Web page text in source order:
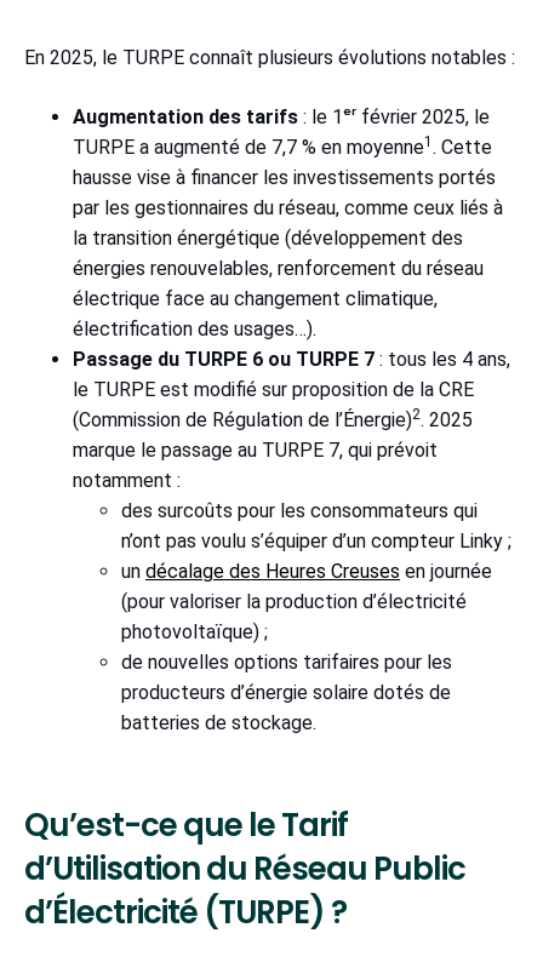
En 2025, le TURPE connaît plusieurs évolutions notables :
Augmentation des tarifs : le 1ᵉʳ février 2025, le
TURPE a augmenté de 7,7 % en moyenne1 . Cette
hausse vise à financer les investissements portés
par les gestionnaires du réseau, comme ceux liés à
la transition énergétique (développement des
énergies renouvelables, renforcement du réseau
électrique face au changement climatique,
électrification des usages…).
Passage du TURPE 6 ou TURPE 7 : tous les 4 ans,
le TURPE est modifié sur proposition de la CRE
(Commission de Régulation de l’Énergie)2. 2025
marque le passage au TURPE 7, qui prévoit
notamment :
des surcoûts pour les consommateurs qui
n’ont pas voulu s’équiper d’un compteur Linky ;
un décalage des Heures Creuses en journée
(pour valoriser la production d’électricité
photovoltaïque) ;
de nouvelles options tarifaires pour les
producteurs d’énergie solaire dotés de
batteries de stockage.
Qu’est-ce que le Tarif
d’Utilisation du Réseau Public
d’Électricité (TURPE) ?